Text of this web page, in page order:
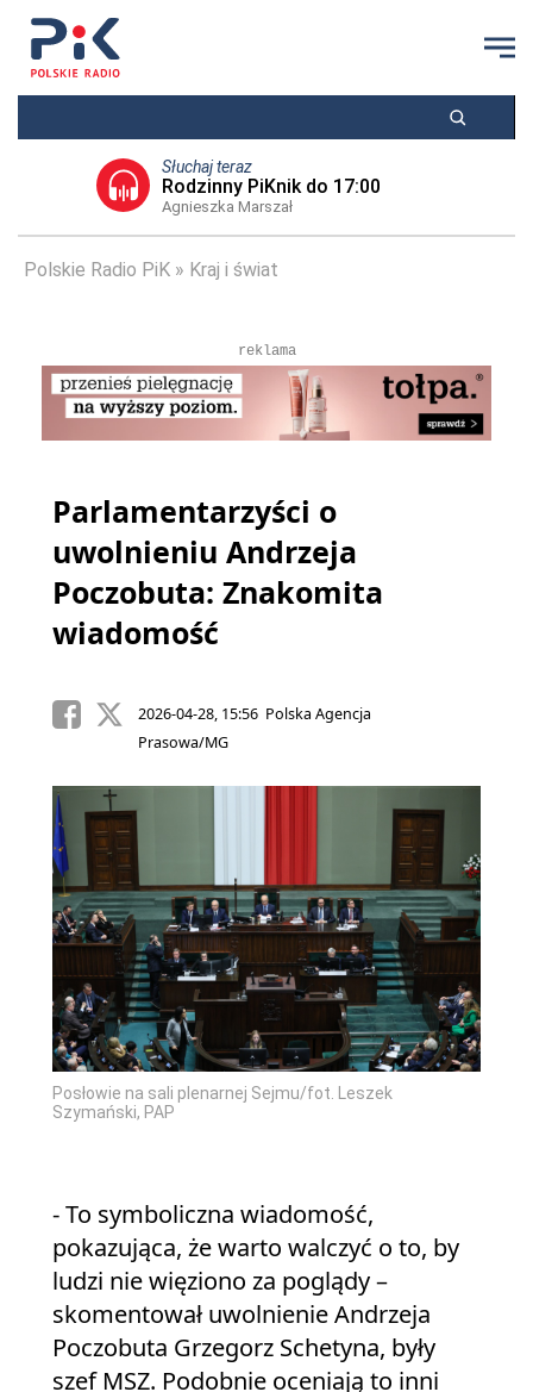
Słuchaj teraz
Rodzinny PiKnik do 17:00
Agnieszka Marszał
Polskie Radio PiK Kraj i świat
reklama
Parlamentarzyści o
uwolnieniu Andrzeja
Poczobuta: Znakomita
wiadomość
2026-04-28, 15:56 Polska Agencja
Prasowa/MG
Posłowie na sali plenarnej Sejmu/fot. Leszek
Szymański, PAP
- To symboliczna wiadomość,
pokazująca, że warto walczyć o to, by
ludzi nie więziono za poglądy –
skomentował uwolnienie Andrzeja
Poczobuta Grzegorz Schetyna, były
szef MSZ. Podobnie oceniają to inni